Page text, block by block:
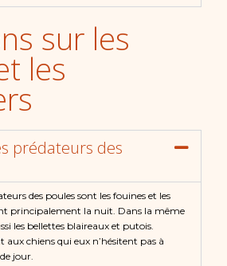
sur les
les
prédateurs des
des poules sont les fouines et les
principalement la nuit. Dans la même
les bellettes blaireaux et putois.
chiens qui eux n’hésitent pas à
jour.